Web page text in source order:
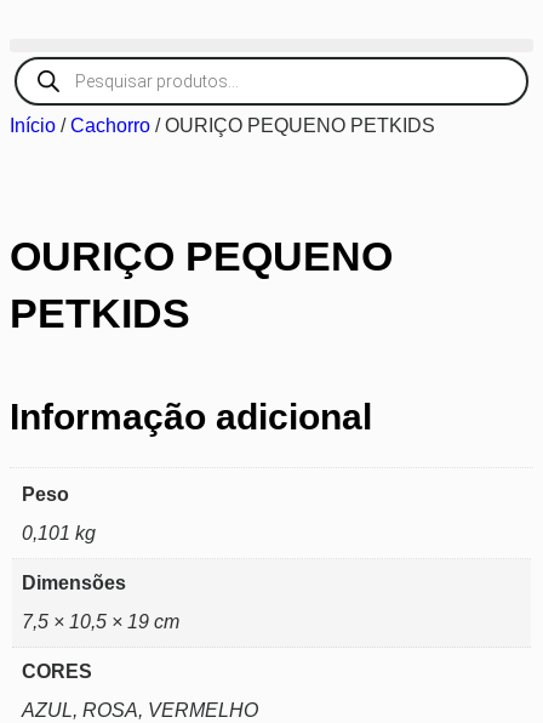
Início /Cachorro / OURIÇO PEQUENO PETKIDS
OURIÇO PEQUENO
PETKIDS
Informação adicional
Peso
0,101 kg
Dimensões
7,5 × 10,5 × 19 cm
CORES
AZUL, ROSA, VERMELHO